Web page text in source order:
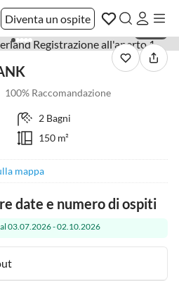
Diventa un ospite
100% Raccomandazione
2 Bagni
150 m²
mappa
date e numero di ospiti
03.07.2026 - 02.10.2026